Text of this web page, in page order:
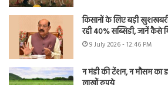
किसानों के लिए बड़ी
रही 40% सब्सिडी, जानें कैसे
9 July 2026 - 12:46 PM
न मंडी की टेंशन, न मौसम का